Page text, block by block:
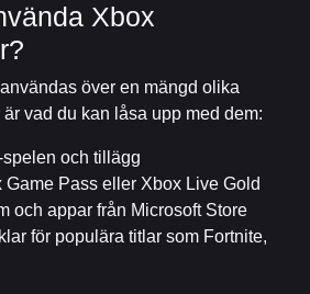
Xbox
över en mängd olika
vad du kan låsa upp med dem:
och tillägg
Game Pass eller Xbox Live Gold
och appar från Microsoft Store
för populära titlar som Fortnite,